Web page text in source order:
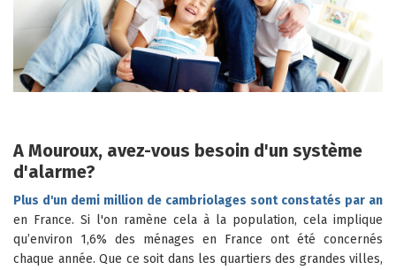
A Mouroux, avez-vous besoin d'un système
d'alarme?
Plus d'un demi million de cambriolages sont constatés par an
en France. Si l'on ramène cela à la population, cela implique
qu’environ 1,6% des ménages en France ont été concernés
chaque année. Que ce soit dans les quartiers des grandes villes,